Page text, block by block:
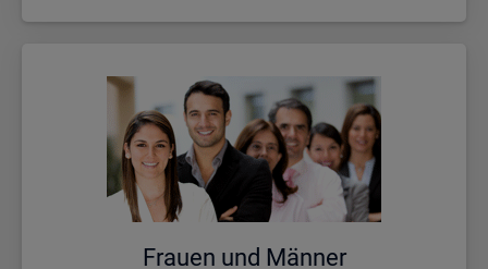
Frau­en und Män­ner